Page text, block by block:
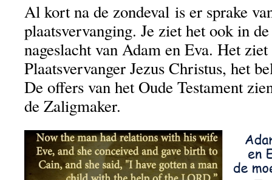
Al kort na de zondeval is er sprake
plaatsvervanging. Je ziet het ook in
nageslacht van Adam en Eva. Het
Plaatsvervanger Jezus Christus, het
De offers van het Oude Testament
de Zaligmaker.